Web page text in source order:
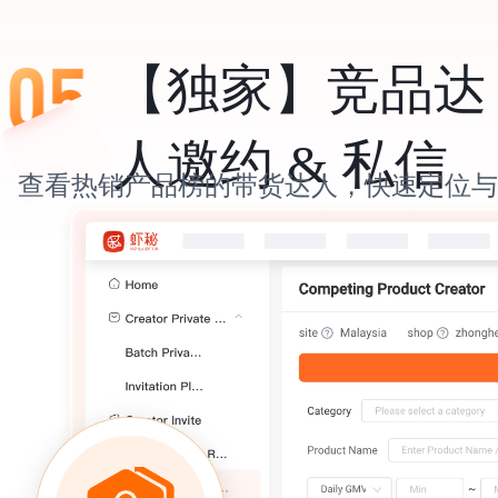
【独家】竞品达
人邀约 & 私信
查看热销产品榜的带货达人，快速定位